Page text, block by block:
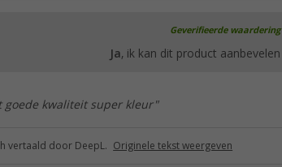
Geverifieerde waardering
Ja, ik kan dit product aanbevelen
goede kwaliteit super kleur"
vertaald door DeepL. Originele tekst weergeven